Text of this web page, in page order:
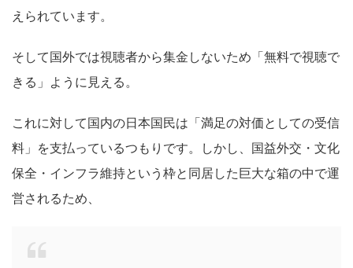
えられています。
そして国外では視聴者から集金しないため「無料で視聴で
きる」ように見える。
これに対して国内の日本国民は「満足の対価としての受信
料」を支払っているつもりです。しかし、国益外交・文化
保全・インフラ維持という枠と同居した巨大な箱の中で運
営されるため、